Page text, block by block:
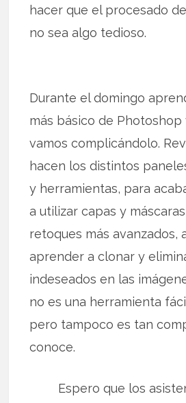
hacer que el procesado
no sea algo tedioso.
Durante el domingo
más básico de
vamos complicándolo.
hacen los distintos
y herramientas, para
a utilizar capas y
retoques más avanzados,
aprender a clonar y
indeseados en las
no es una herramienta
pero tampoco es tan
conoce.
Espero que los